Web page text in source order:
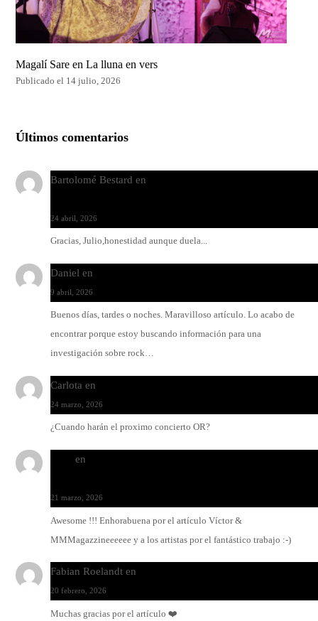
Magalí Sare en La lluna en vers
Publicado el 14 julio, 2026
Últimos comentarios
Bartolomé Bestard en
24 abril, 2026
Gracias, Julio,honestidad aunque duela...
Daniel en
9 abril, 2026
Buenos días, tardes o noches. Maravilloso artículo. Lo acabo de
encontrar porque estoy buscando información para una
investigación sobre rock…
Carlota en
24 marzo, 2026
¿Cuando harán el proximo concierto OR?
en
21 marzo, 2026
Awesome !!! Enhorabuena por el artículo Víctor &
MMMagazzineeeeee y a los artistas por el fantástico trabajo :-)
Fabian Roelandt en
20 febrero, 2026
Muchas gracias por el artículo ❤️